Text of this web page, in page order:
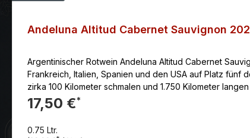
Andeluna Altitud Cabernet Sauvignon
Argentinischer Rotwein Andeluna Altitud Cabernet
Frankreich, Italien, Spanien und den USA auf Platz fünf
zirka 100 Kilometer schmalen und 1.750 Kilometer langen Streifen
spanische Weingesetz entspricht die Herkunftsbezeichnung Mendoza einem
Cabernet Sauvignon ist traditionell Bestandteil der
17,50 €*
0.75 Ltr.